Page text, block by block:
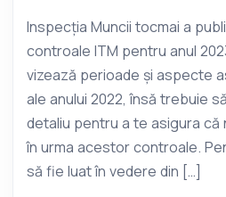
Inspecția Muncii tocmai a
controale ITM pentru anul
vizează perioade și aspecte
ale anului 2022, însă trebuie
detaliu pentru a te asigura că
în urma acestor controale.
să fie luat în vedere din […]